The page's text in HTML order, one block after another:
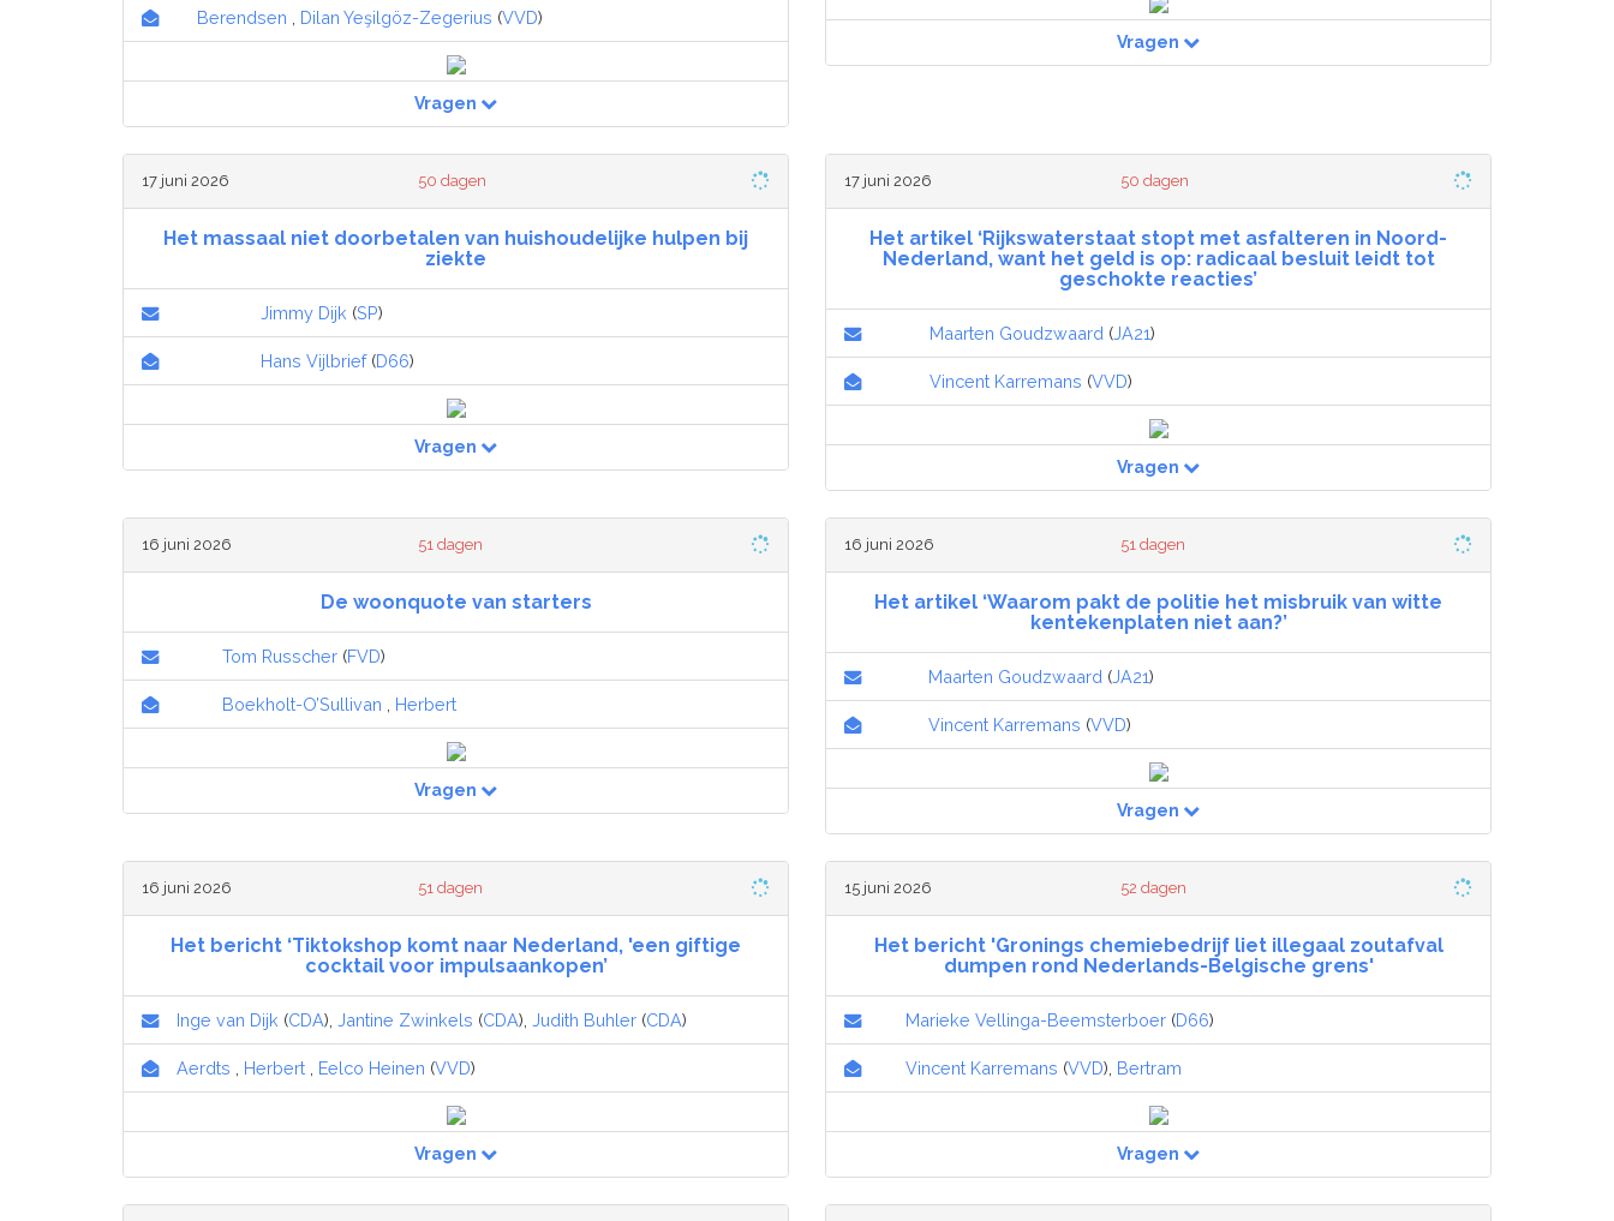
Berendsen Dilan Yeşilgöz-Zegerius (VVD)
Vragen
Vragen
17 juni 2026 50 dagen
Het massaal niet doorbetalen van huishoudelijke hulpen bij
ziekte
Jimmy Dijk (SP)
Hans Vijlbrief(D66)
Vragen
17 juni 2026 50 dagen
Het artikel ‘Rijkswaterstaat stopt met asfalteren in Noord-
Nederland, want het geld is op: radicaal besluit leidt tot
geschokte reacties’
Maarten Goudzwaard (JA21)
Vincent Karremans (VVD)
Vragen
16 juni 2026 51 dagen
De woonquote van starters
Tom Russcher (FVD)
Boekholt-O’Sullivan Herbert
Vragen
16 juni 2026 51 dagen
Het artikel ‘Waarom pakt de politie het misbruik van witte
kentekenplaten niet aan?’
Maarten Goudzwaard (JA21)
Vincent Karremans (VVD)
Vragen
16 juni 2026 51 dagen
Het bericht ‘Tiktokshop komt naar Nederland, 'een giftige
cocktail voor impulsaankopen’
Inge van Dijk (CDA), Jantine Zwinkels (CDA), Judith Buhler (CDA)
Aerdts Herbert Eelco Heinen (VVD)
Vragen
15 juni 2026 52 dagen
Het bericht 'Gronings chemiebedrijf liet illegaal zoutafval
dumpen rond Nederlands-Belgische grens'
Marieke Vellinga-Beemsterboer (D66)
Vincent Karremans (VVD), Bertram
Vragen